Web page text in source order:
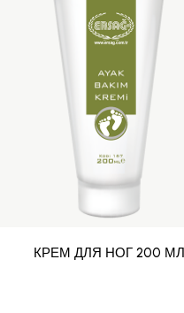
КРЕМ ДЛЯ НОГ 200 МЛ